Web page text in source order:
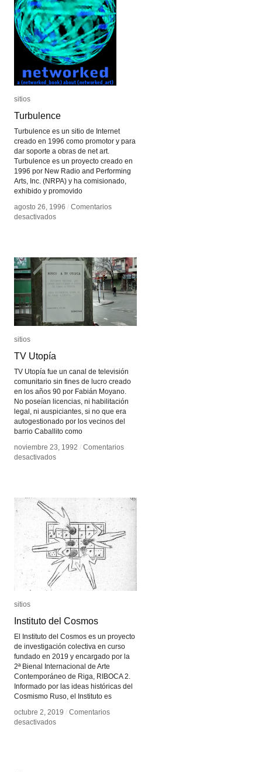
sitios
Turbulence
Turbulence es un sitio de Internet
creado en 1996 como promotor y para
dar soporte a obras de net art.
Turbulence es un proyecto creado en
1996 por New Radio and Performing
Arts, Inc. (NRPA) y ha comisionado,
exhibido y promovido
agosto 26, 1996 / Comentarios
desactivadosen
sitios
Turbulence
agosto 26, 1996 / Comentarios
desactivadosen
sitios
TV Utopía
TV Utopía fue un canal de televisión
comunitario sin fines de lucro creado
en los años 90 por Fabián Moyano.
No poseían licencias, ni habilitación
legal, ni auspiciantes, si no que era
autogestionado por los vecinos del
barrio Caballito como
noviembre 23, 1992 / Comentarios
desactivadosen
sitios
TV Utopía
noviembre 23, 1992 / Comentarios
desactivadosen
sitios
Instituto del Cosmos
El Instituto del Cosmos es un proyecto
de investigación colectiva en curso
fundado en 2019 y encargado por la
2ª Bienal Internacional de Arte
Contemporáneo de Riga, RIBOCA 2.
Informado por las ideas históricas del
Cosmismo Ruso, el Instituto es
octubre 2, 2019 / Comentarios
desactivadosen
sitios
Instituto del Cosmos
octubre 2, 2019 / Comentarios
desactivadosen